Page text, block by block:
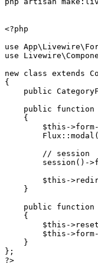
<?php
use App\ Livewire\
use Livewire\
new class extends
{
    public
    public
function
    {
        $this
->form
        Flux
:: modal (
        // session
        session
() ->
        $this
->
    }
    public
function
    {
        $this
->
        $this
->form
    }
};
?>